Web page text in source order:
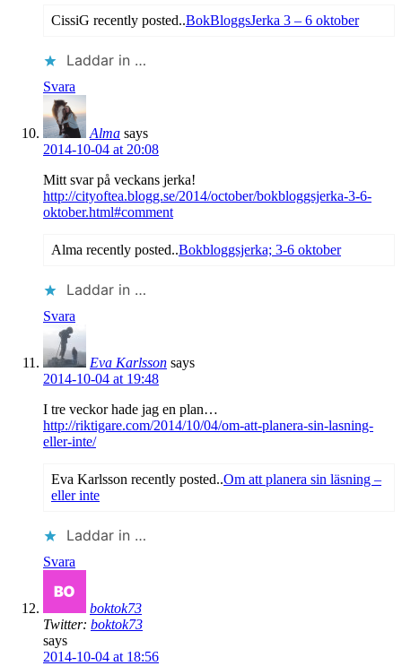
CissiG recently posted..BokBloggsJerka 3 – 6 oktober
Laddar in …
Svara
Alma says
2014-10-04 at 20:08
Mitt svar på veckans jerka!
http://cityoftea.blogg.se/2014/october/bokbloggsjerka-3-6-
oktober.html#comment
Alma recently posted..Bokbloggsjerka; 3-6 oktober
Laddar in …
Svara
Eva Karlsson says
2014-10-04 at 19:48
I tre veckor hade jag en plan…
http://riktigare.com/2014/10/04/om-att-planera-sin-lasning-
eller-inte/
Eva Karlsson recently posted..Om att planera sin läsning –
eller inte
Laddar in …
Svara
boktok73
Twitter: boktok73
says
2014-10-04 at 18:56